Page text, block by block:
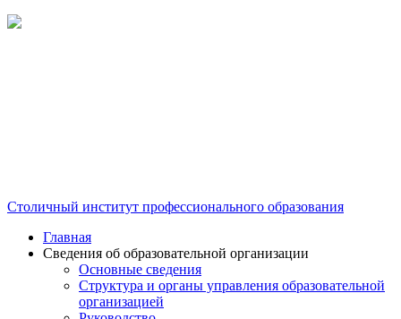
Столичный институт профессионального образования
Главная
Сведения об образовательной организации
Основные сведения
Структура и органы управления образовательной
организацией